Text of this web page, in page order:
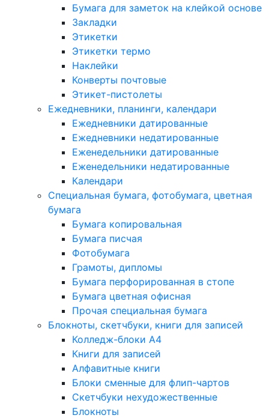
Бумага для заметок на клейкой основе
Закладки
Этикетки
Этикетки термо
Наклейки
Конверты почтовые
Этикет-пистолеты
Ежедневники, планинги, календари
Ежедневники датированные
Ежедневники недатированные
Еженедельники датированные
Еженедельники недатированные
Календари
Специальная бумага, фотобумага, цветная
бумага
Бумага копировальная
Бумага писчая
Фотобумага
Грамоты, дипломы
Бумага перфорированная в стопе
Бумага цветная офисная
Прочая специальная бумага
Блокноты, скетчбуки, книги для записей
Колледж-блоки А4
Книги для записей
Алфавитные книги
Блоки сменные для флип-чартов
Скетчбуки нехудожественные
Блокноты